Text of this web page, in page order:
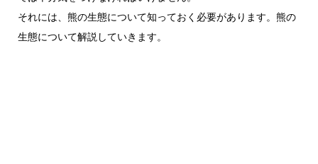
それには、熊の生態について知っておく必要があります。熊の
生態について解説していきます。